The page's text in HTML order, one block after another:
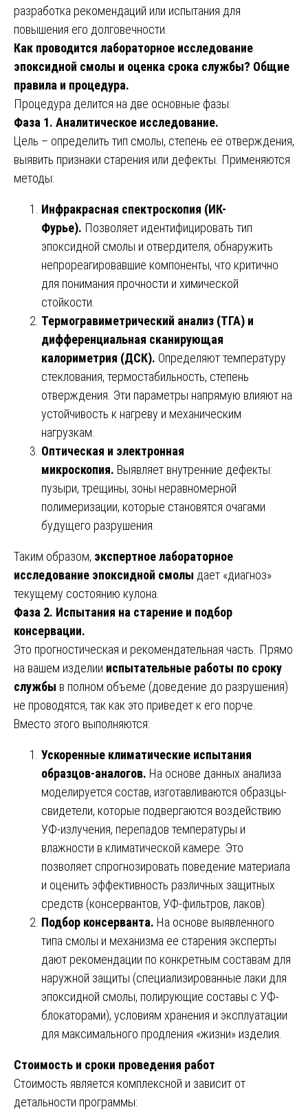
разработка рекомендаций или испытания для
повышения его долговечности.
Как проводится лабораторное исследование
эпоксидной смолы и оценка срока службы? Общие
правила и процедура.
Процедура делится на две основные фазы:
Фаза 1. Аналитическое исследование.
Цель – определить тип смолы, степень её отверждения,
выявить признаки старения или дефекты. Применяются
методы:
Инфракрасная спектроскопия (ИК-
Фурье). Позволяет идентифицировать тип
эпоксидной смолы и отвердителя, обнаружить
непрореагировавшие компоненты, что критично
для понимания прочности и химической
стойкости.
Термогравиметрический анализ (ТГА) и
дифференциальная сканирующая
калориметрия (ДСК). Определяют температуру
стеклования, термостабильность, степень
отверждения. Эти параметры напрямую влияют на
устойчивость к нагреву и механическим
нагрузкам.
Оптическая и электронная
микроскопия. Выявляет внутренние дефекты:
пузыри, трещины, зоны неравномерной
полимеризации, которые становятся очагами
будущего разрушения.
Таким образом, экспертное лабораторное
исследование эпоксидной смолы дает «диагноз»
текущему состоянию кулона.
Фаза 2. Испытания на старение и подбор
консервации.
Это прогностическая и рекомендательная часть. Прямо
на вашем изделии испытательные работы по сроку
службы в полном объеме (доведение до разрушения)
не проводятся, так как это приведет к его порче.
Вместо этого выполняются:
Ускоренные климатические испытания
образцов-аналогов. На основе данных анализа
моделируется состав, изготавливаются образцы-
свидетели, которые подвергаются воздействию
УФ-излучения, перепадов температуры и
влажности в климатической камере. Это
позволяет спрогнозировать поведение материала
и оценить эффективность различных защитных
средств (консервантов, УФ-фильтров, лаков).
Подбор консерванта. На основе выявленного
типа смолы и механизма ее старения эксперты
дают рекомендации по конкретным составам для
наружной защиты (специализированные лаки для
эпоксидной смолы, полирующие составы с УФ-
блокаторами), условиям хранения и эксплуатации
для максимального продления «жизни» изделия.
Стоимость и сроки проведения работ
Стоимость является комплексной и зависит от
детальности программы: